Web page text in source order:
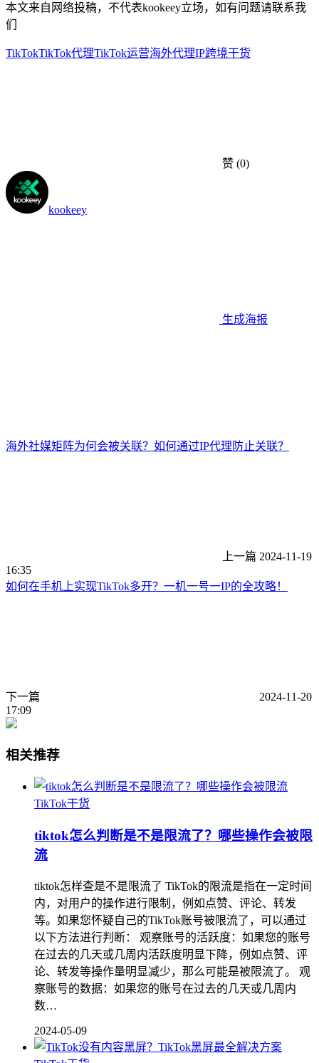
本文来自网络投稿，不代表kookeey立场，如有问题请联系我
们
TikTokTikTok代理TikTok运营海外代理IP跨境干货
赞 (0)
kookeey
生成海报
海外社媒矩阵为何会被关联？如何通过IP代理防止关联？
上一篇 2024-11-19
16:35
如何在手机上实现TikTok多开？一机一号一IP的全攻略！
下一篇
2024-11-20
17:09
相关推荐
TikTok干货
tiktok怎么判断是不是限流了？哪些操作会被限
流
tiktok怎样查是不是限流了 TikTok的限流是指在一定时间
内，对用户的操作进行限制，例如点赞、评论、转发
等。如果您怀疑自己的TikTok账号被限流了，可以通过
以下方法进行判断： 观察账号的活跃度：如果您的账号
在过去的几天或几周内活跃度明显下降，例如点赞、评
论、转发等操作量明显减少，那么可能是被限流了。 观
察账号的数据：如果您的账号在过去的几天或几周内
数…
2024-05-09